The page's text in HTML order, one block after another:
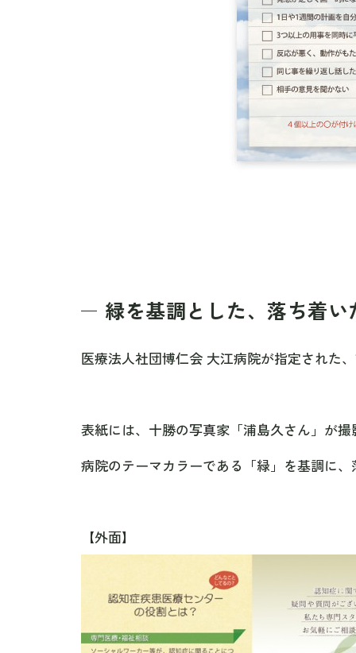
緑を基調とした、落ち着い
医療法人社団博仁会 大江病院が指定された
表紙には、十勝の写真家「浦島久さん」が
病院のテーマカラーである「緑」を基調に
【外面】